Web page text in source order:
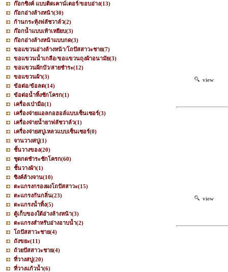
ก๊อกซิงค์ แบบติดเคาน์เตอร์/ขอบอ่าง(13)
ก๊อกอ่างล้างหน้า(30)
ก้านกระทุ้งฟลัชวาล์ว(2)
ก๊อกน้ำแบบเท้าเหยียบ(3)
ก๊อกอ่างล้างหน้าแบบกด(3)
ขอแขวนอ่างล้างหน้า/โถปัสสาวะชาย(7)
ขอแขวนน้ำเกลือ/ขอแขวนถุงผ้าอนามัย(3)
ขอแขวนฝักบัว/สายชำระ(12)
ขอแขวนผ้า(3)
ข้อต่อ/ข้อลด(14)
ข้อต่อน้ำทิ้งชักโครก(1)
เครื่องเป่ามือ(1)
เครื่องจ่ายแอลกอฮอล์แบบเซ็นเซอร์(3)
เครื่องจ่ายน้ำยาฟลัชวาล์ว(1)
เครื่องจ่ายสบู่เหลวแบบเซ็นเซอร์(0)
จานวางสบู่(1)
ชั้นวางของ(20)
ชุดกดชำระชักโครก(60)
ชั้นวางผ้า(1)
ซิงค์ล้างจาน(10)
ตะแกรงกรองผงโถปัสสาวะ(15)
ตะแกรงกันกลิ่น(23)
ตะแกรงน้ำทิ้ง(5)
ตู้เก็บของใต้อ่างล้างหน้า(3)
ตะแกรงสำหรับอ่างอาบน้ำ(2)
โถปัสสาวะชาย(4)
ถังขยะ(11)
ถ้วยปัสสาวะชาย(4)
ที่วางสบู่(20)
ที่วางแก้วน้ำ(6)
view
view